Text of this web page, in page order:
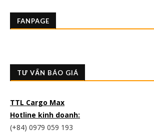
FANPAGE
TƯ VẤN BÁO GIÁ
TTL Cargo Max
Hotline kinh doanh:
(+84) 0979 059 193